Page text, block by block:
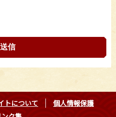
トについて
個人情報保護